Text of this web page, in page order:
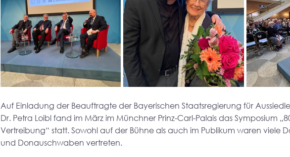
Auf Einladung der Beauftragte der Bayerischen Staatsregierung für
Dr. Petra Loibl fand im März im Münchner Prinz-Carl-Palais das Symposium
Vertreibung“ statt. Sowohl auf der Bühne als auch im Publikum waren viele
und Donauschwaben vertreten.